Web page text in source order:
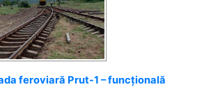
feroviară Prut-1 – funcțională